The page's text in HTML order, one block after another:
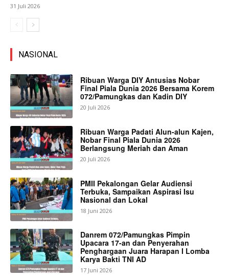
31 Juli 2026
NASIONAL
Ribuan Warga DIY Antusias Nobar
Final Piala Dunia 2026 Bersama Korem
072/Pamungkas dan Kadin DIY
20 Juli 2026
Ribuan Warga Padati Alun-alun Kajen,
Nobar Final Piala Dunia 2026
Berlangsung Meriah dan Aman
20 Juli 2026
PMII Pekalongan Gelar Audiensi
Terbuka, Sampaikan Aspirasi Isu
Nasional dan Lokal
18 Juni 2026
Danrem 072/Pamungkas Pimpin
Upacara 17-an dan Penyerahan
Penghargaan Juara Harapan I Lomba
Karya Bakti TNI AD
17 Juni 2026